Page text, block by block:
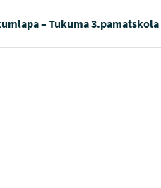
– Tukuma 3.pamatskola